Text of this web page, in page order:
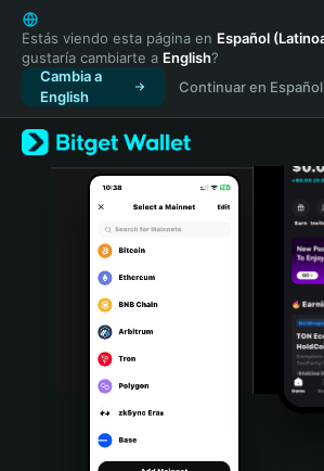
English
日本語
Tiếng Việt
Русский
Español (Latinoamérica)
Türkçe
Italiano
Português (Portugal)
Bahasa Indonesia
Português (Brasil)
Estás viendo esta página en Español
gustaría cambiarte a English?
Cambia a
English
Continuar en